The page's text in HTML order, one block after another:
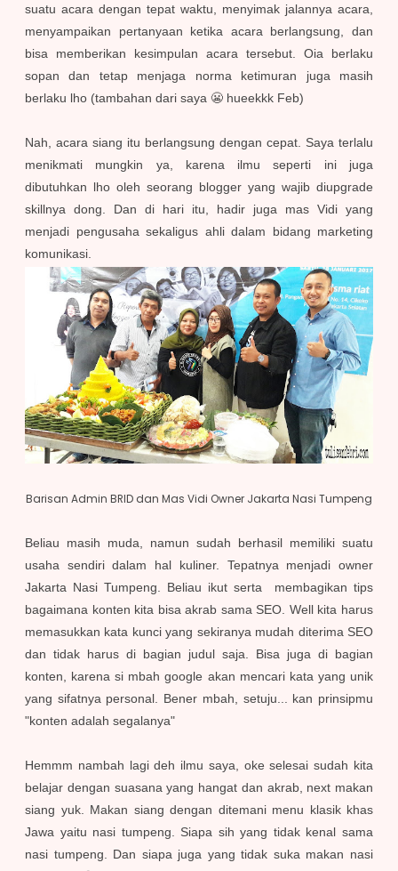
suatu acara dengan tepat waktu, menyimak jalannya acara,
menyampaikan pertanyaan ketika acara berlangsung, dan
bisa memberikan kesimpulan acara tersebut. Oia berlaku
sopan dan tetap menjaga norma ketimuran juga masih
berlaku lho (tambahan dari saya 😬 hueekkk Feb)
Nah, acara siang itu berlangsung dengan cepat. Saya terlalu
menikmati mungkin ya, karena ilmu seperti ini juga
dibutuhkan lho oleh seorang blogger yang wajib diupgrade
skillnya dong. Dan di hari itu, hadir juga mas Vidi yang
menjadi pengusaha sekaligus ahli dalam bidang marketing
komunikasi.
Barisan Admin BRID dan Mas Vidi Owner Jakarta Nasi Tumpeng
Beliau masih muda
namun sudah berhasil memiliki suatu
usaha sendiri dalam hal kuliner. Tepatnya menjadi owner
Jakarta Nasi Tumpeng. Beliau ikut serta membagikan tips
bagaimana konten kita bisa akrab sama SEO. Well kita harus
memasukkan kata kunci yang sekiranya mudah diterima SEO
dan tidak harus di bagian judul saja. Bisa juga di bagian
konten, karena si mbah google akan mencari kata yang unik
yang sifatnya personal. Bener mbah, setuju... kan prinsipmu
"konten adalah segalanya"
Hemmm nambah lagi deh ilmu saya, oke selesai sudah kita
belajar dengan suasana yang hangat dan akrab, next makan
siang yuk. Makan siang dengan ditemani menu klasik khas
Jawa yaitu nasi tumpeng. Siapa sih yang tidak kenal sama
nasi tumpeng. Dan siapa juga yang tidak suka makan nasi